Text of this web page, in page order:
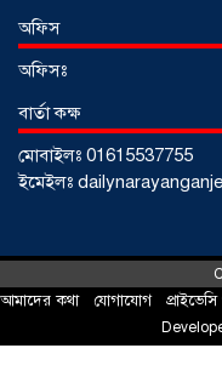
অফিস
অফিসঃ
বার্তা কক্ষ
মোবাইলঃ 01615537755
ইমেইলঃ
আমাদের কথা যোগাযোগ